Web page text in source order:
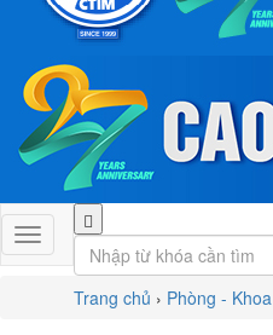
Trang chủ › Phòng - Khoa